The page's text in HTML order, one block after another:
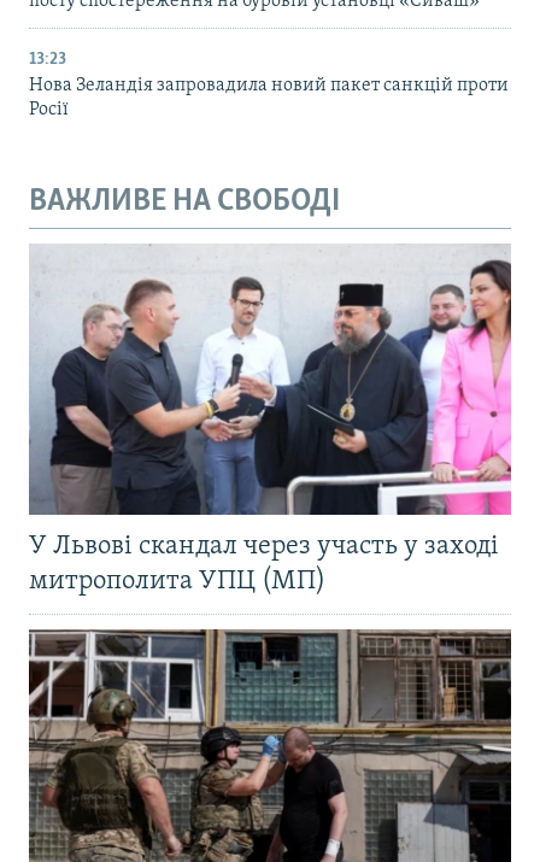
13:23
Нова Зеландія запровадила новий пакет санкцій проти
Росії
ВАЖЛИВЕ НА СВОБОДІ
У Львові скандал через участь у заході
митрополита УПЦ (МП)